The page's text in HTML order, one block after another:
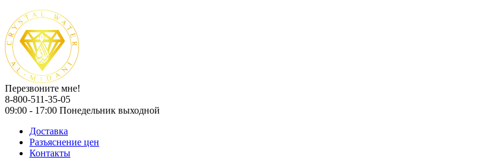
Перезвоните мне!
8-800-511-35-05
09:00 - 17:00 Понедельник выходной
Доставка
Разъяснение цен
Контакты